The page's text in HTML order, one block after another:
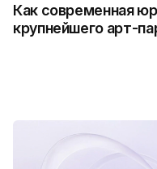
Как современная
крупнейшего арт-